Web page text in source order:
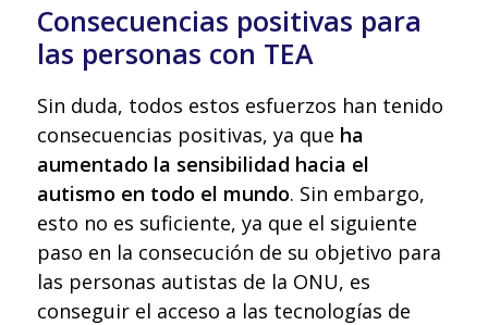
Consecuencias positivas para
las personas con TEA
Sin duda, todos estos esfuerzos han tenido
consecuencias positivas, ya que ha
aumentado la sensibilidad hacia el
autismo en todo el mundo. Sin embargo,
esto no es suficiente, ya que el siguiente
paso en la consecución de su objetivo para
las personas autistas de la ONU, es
conseguir el acceso a las tecnologías de